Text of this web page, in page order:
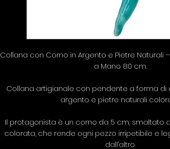
Collana con Corno in Argento e Pietre Naturali
a Mano 80 cm.
Collana artigianale con pendente a forma di
argento e pietre naturali
Il protagonista è un corno da 5 cm, smaltato
colorata, che rende ogni pezzo irripetibile e
dall’altro.